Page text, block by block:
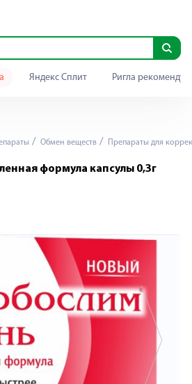
Яндекс Сплит Ригла
Обмен веществ Препараты для
формула капсулы 0,3г